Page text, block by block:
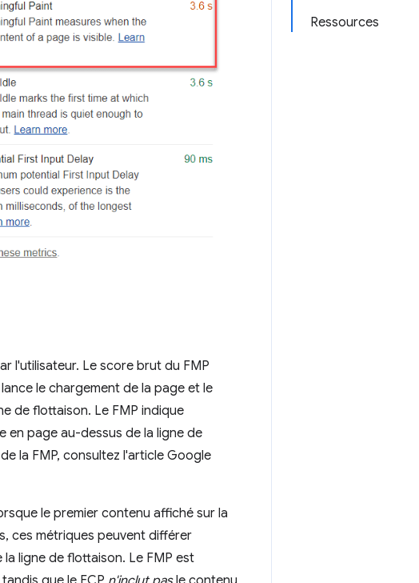
Ressources
l'utilisateur. Le score brut du FMP
le chargement de la page et le
de flottaison. Le FMP indique
en page au-dessus de la ligne de
la FMP, consultez l'article Google
le premier contenu affiché sur la
ces métriques peuvent différer
ligne de flottaison. Le FMP est